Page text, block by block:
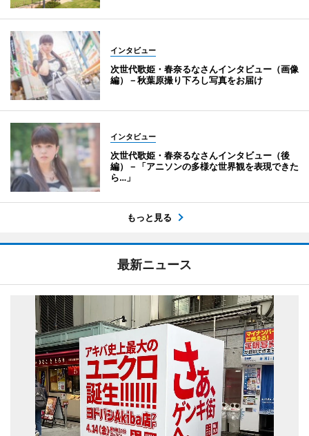
インタビュー
次世代歌姫・春奈るなさんインタビュー（画像
編）－秋葉原撮り下ろし写真をお届け
インタビュー
次世代歌姫・春奈るなさんインタビュー（後
編）－「アニソンの多様な世界観を表現できた
ら…」
もっと見る
最新ニュース